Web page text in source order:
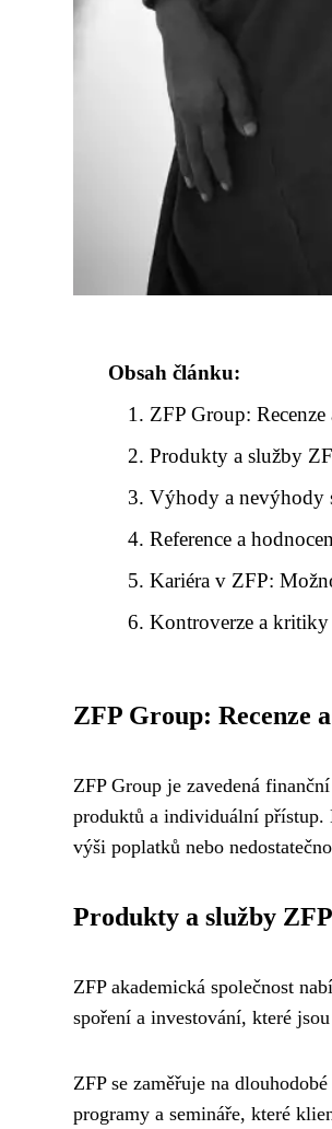
Obsah článku:
ZFP Group: Recenze
Produkty a služby
Výhody a nevýhody
Reference a
Kariéra v ZFP:
Kontroverze a
ZFP Group: Recenze
ZFP Group je zavedená
produktů a individuální přístup.
výši poplatků nebo
Produkty a služby ZFP
ZFP akademická společnost
spoření a investování, které
ZFP se zaměřuje na
programy a semináře, které